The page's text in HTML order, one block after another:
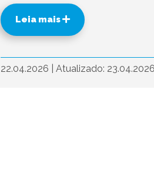
Leia mais
22.04.2026 Atualizado: 23.04.2026